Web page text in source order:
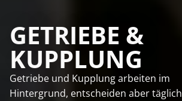
GETRIEBE &
KUPPLUNG
Getriebe und Kupplung arbeiten im
Hintergrund, entscheiden aber täglich